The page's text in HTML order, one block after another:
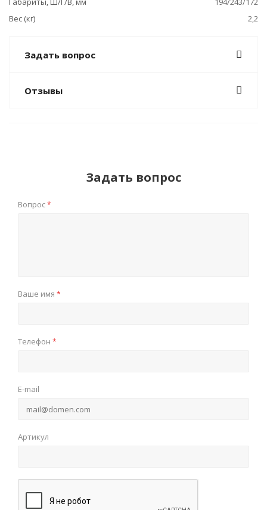
Вес (кг)
2,2
Задать вопрос
Отзывы
Задать вопрос
Вопрос*
Ваше имя *
Телефон *
E-mail
Артикул